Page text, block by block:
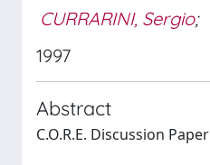
CURRARINI, Sergio;
1997
Abstract
C.O.R.E. Discussion Paper